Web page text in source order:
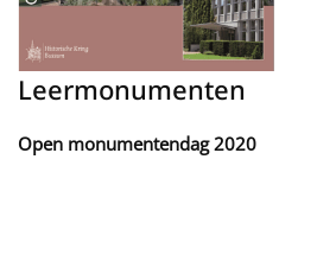
Leermonumenten
Open monumentendag 2020